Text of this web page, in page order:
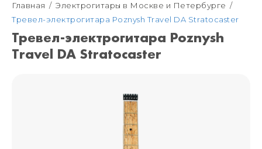
Интернет-магазин
+7 (925) 125-54-44
Москва
+7 (925) 176-55-65
ул. Гороховая 49Б, "SENO"
+7 (925) 879-85-35
Санкт-Петербург
Главная
Электрогитары в Москве и Петербурге
Тревел-электрогитара Poznysh Travel DA Stratocaster
Тревел-электрогитара Poznysh
Travel DA Stratocaster